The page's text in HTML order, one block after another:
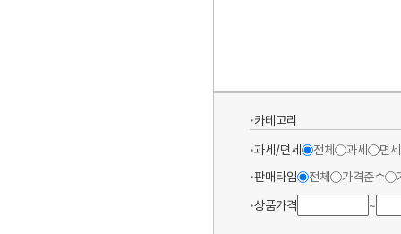
카테고리
과세/면세
전체 과세
면세
판매타입
전체 가격준수
상품가격
~